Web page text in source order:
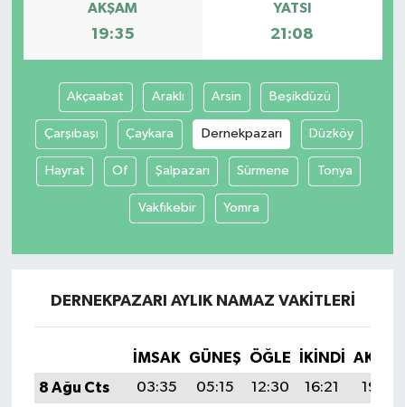
AKŞAM
19:35
YATSI
21:08
Akçaabat Araklı Arsin Beşikdüzü
Çarşıbaşı Çaykara Dernekpazarı Düzköy
Hayrat Of Şalpazarı Sürmene Tonya
Vakfıkebir Yomra
DERNEKPAZARI AYLIK NAMAZ VAKITLERI
İMSAK GÜNEŞ ÖĞLE İKINDI
8 Ağu Cts
03:35 05:15 12:30 16:21
19:35